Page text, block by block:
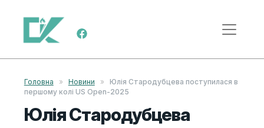
Skip to content
Main Navigation
Головна » Новини »
Юлія Стародубцева поступилася в
першому колі US Open-2025
Юлія Стародубцева